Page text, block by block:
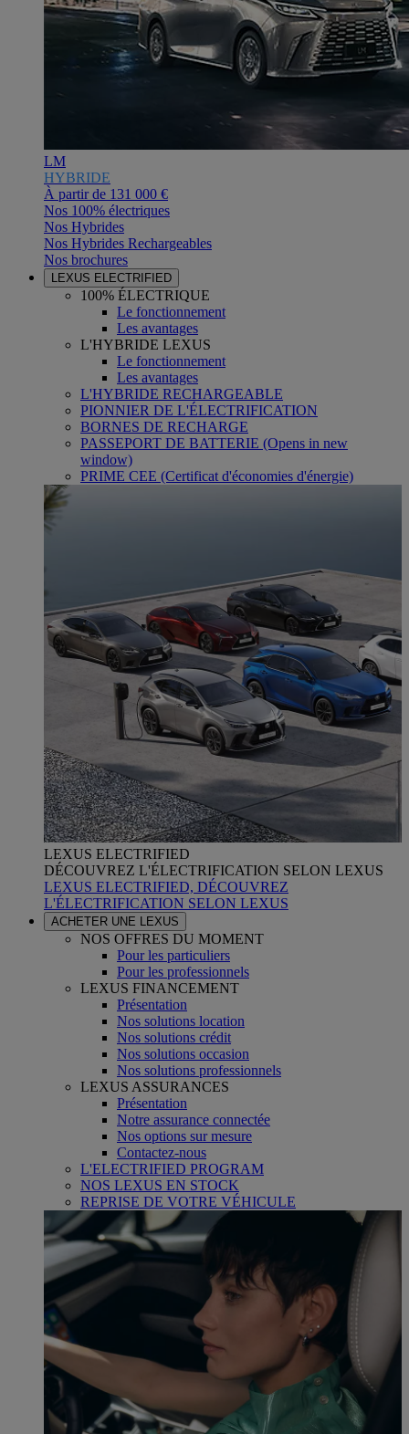
LM
HYBRIDE
À partir de 131 000 €
Nos 100% électriques
Nos Hybrides
Nos Hybrides Rechargeables
Nos brochures
LEXUS ELECTRIFIED
100% ÉLECTRIQUE
Le fonctionnement
Les avantages
L'HYBRIDE LEXUS
Le fonctionnement
Les avantages
L'HYBRIDE RECHARGEABLE
PIONNIER DE L'ÉLECTRIFICATION
BORNES DE RECHARGE
PASSEPORT DE BATTERIE (Opens in new
window)
PRIME CEE (Certificat d'économies d'énergie)
LEXUS ELECTRIFIED
DÉCOUVREZ L'ÉLECTRIFICATION SELON LEXUS
LEXUS ELECTRIFIED, DÉCOUVREZ
L'ÉLECTRIFICATION SELON LEXUS
ACHETER UNE LEXUS
NOS OFFRES DU MOMENT
Pour les particuliers
Pour les professionnels
LEXUS FINANCEMENT
Présentation
Nos solutions location
Nos solutions crédit
Nos solutions occasion
Nos solutions professionnels
LEXUS ASSURANCES
Présentation
Notre assurance connectée
Nos options sur mesure
Contactez-nous
L'ELECTRIFIED PROGRAM
NOS LEXUS EN STOCK
REPRISE DE VOTRE VÉHICULE